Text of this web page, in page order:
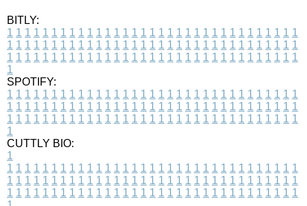
BITLY:
1 1 1 1 1 1 1 1 1 1 1 1 1 1 1 1 1 1 1 1 1 1 1 1 1 1 1 1 1 1 1 1 1
1 1 1 1 1 1 1 1 1 1 1 1 1 1 1 1 1 1 1 1 1 1 1 1 1 1 1 1 1 1 1 1 1
1 1 1 1 1 1 1 1 1 1 1 1 1 1 1 1 1 1 1 1 1 1 1 1 1 1 1 1 1 1 1 1 1
1
SPOTIFY:
1 1 1 1 1 1 1 1 1 1 1 1 1 1 1 1 1 1 1 1 1 1 1 1 1 1 1 1 1 1 1 1 1
1 1 1 1 1 1 1 1 1 1 1 1 1 1 1 1 1 1 1 1 1 1 1 1 1 1 1 1 1 1 1 1 1
1 1 1 1 1 1 1 1 1 1 1 1 1 1 1 1 1 1 1 1 1 1 1 1 1 1 1 1 1 1 1 1 1
1
CUTTLY BIO:
1
1 1 1 1 1 1 1 1 1 1 1 1 1 1 1 1 1 1 1 1 1 1 1 1 1 1 1 1 1 1 1 1 1
1 1 1 1 1 1 1 1 1 1 1 1 1 1 1 1 1 1 1 1 1 1 1 1 1 1 1 1 1 1 1 1 1
1 1 1 1 1 1 1 1 1 1 1 1 1 1 1 1 1 1 1 1 1 1 1 1 1 1 1 1 1 1 1 1 1